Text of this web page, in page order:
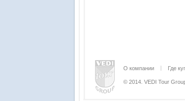
О компании Где
© 2014. VEDI Tour